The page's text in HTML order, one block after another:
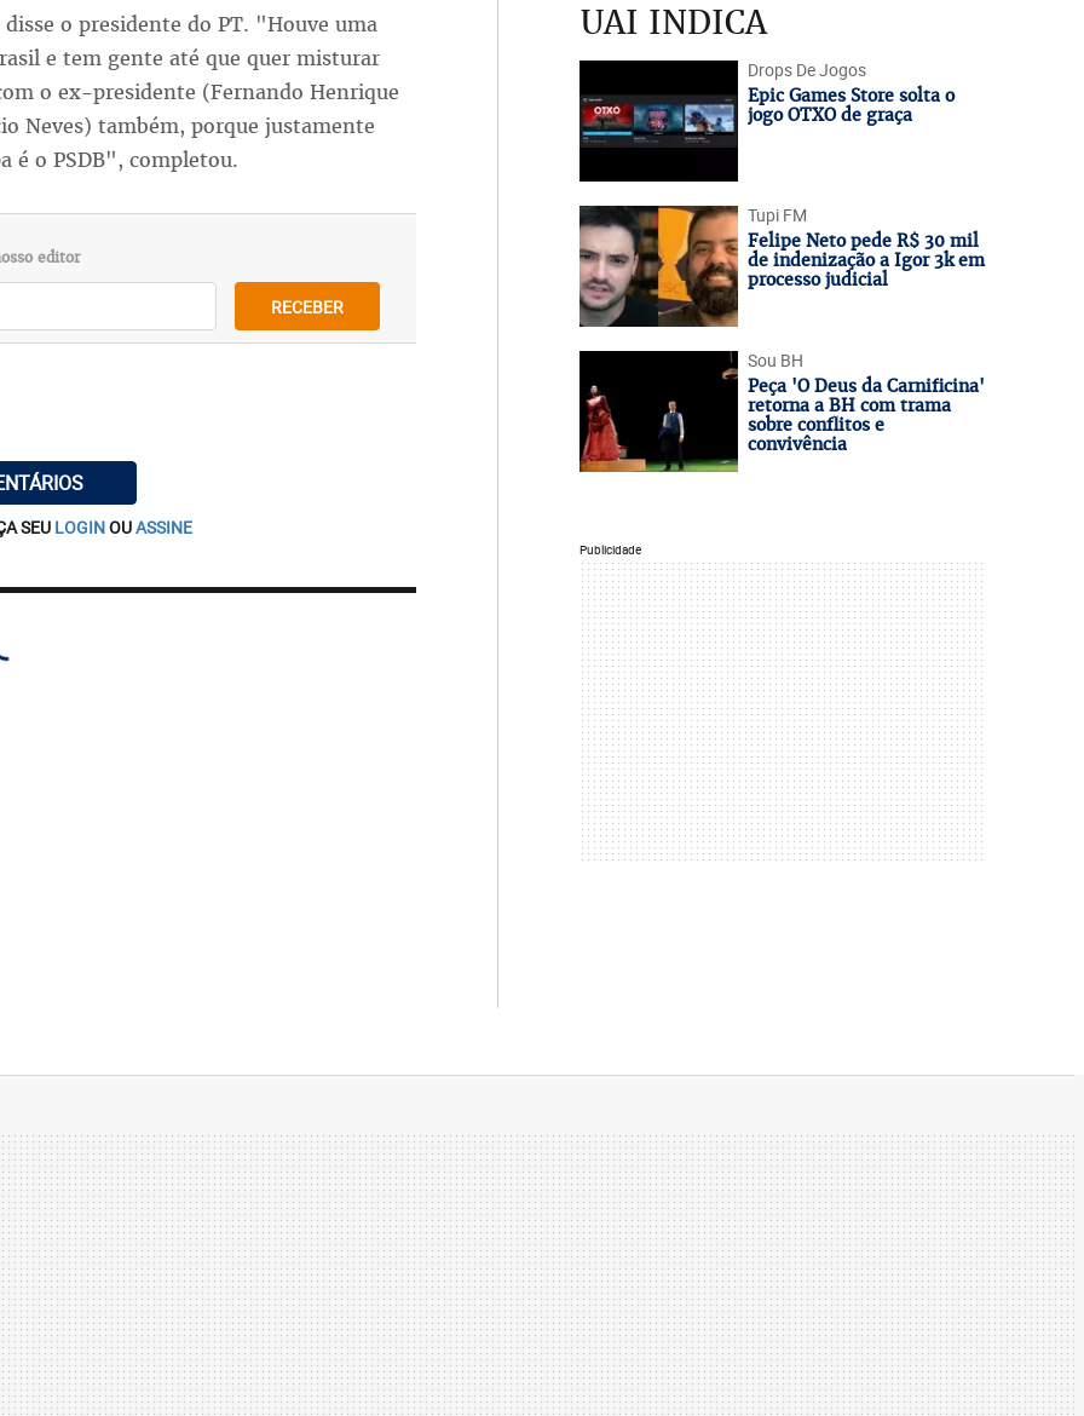
o presidente do PT. "Houve uma
e tem gente até que quer misturar
o ex-presidente (Fernando Henrique
Neves) também, porque justamente
é o PSDB", completou.
editor
RECEBER
SEU LOGINOUASSINE
UAI INDICA
Drops De Jogos
Epic Games Store solta o
jogo OTXO de graça
Tupi FM
Felipe Neto pede R$ 30 mil
de indenização a Igor 3k em
processo judicial
Sou BH
Peça 'O Deus da Carnificina'
retorna a BH com trama
sobre conflitos e
convivência
Publicidade